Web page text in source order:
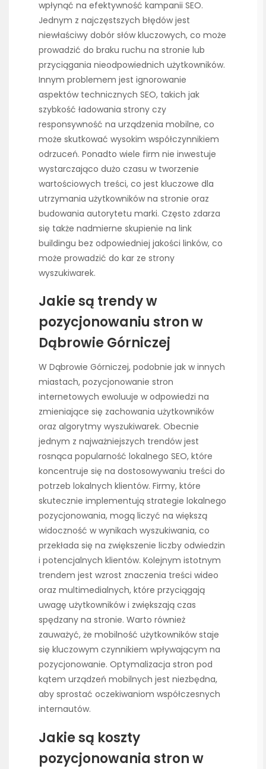
wpłynąć na efektywność kampanii SEO.
Jednym z najczęstszych błędów jest
niewłaściwy dobór słów kluczowych, co może
prowadzić do braku ruchu na stronie lub
przyciągania nieodpowiednich użytkowników.
Innym problemem jest ignorowanie
aspektów technicznych SEO, takich jak
szybkość ładowania strony czy
responsywność na urządzenia mobilne, co
może skutkować wysokim współczynnikiem
odrzuceń. Ponadto wiele firm nie inwestuje
wystarczająco dużo czasu w tworzenie
wartościowych treści, co jest kluczowe dla
utrzymania użytkowników na stronie oraz
budowania autorytetu marki. Często zdarza
się także nadmierne skupienie na link
buildingu bez odpowiedniej jakości linków, co
może prowadzić do kar ze strony
wyszukiwarek.
Jakie są trendy w
pozycjonowaniu stron w
Dąbrowie Górniczej
W Dąbrowie Górniczej, podobnie jak w innych
miastach, pozycjonowanie stron
internetowych ewoluuje w odpowiedzi na
zmieniające się zachowania użytkowników
oraz algorytmy wyszukiwarek. Obecnie
jednym z najważniejszych trendów jest
rosnąca popularność lokalnego SEO, które
koncentruje się na dostosowywaniu treści do
potrzeb lokalnych klientów. Firmy, które
skutecznie implementują strategie lokalnego
pozycjonowania, mogą liczyć na większą
widoczność w wynikach wyszukiwania, co
przekłada się na zwiększenie liczby odwiedzin
i potencjalnych klientów. Kolejnym istotnym
trendem jest wzrost znaczenia treści wideo
oraz multimedialnych, które przyciągają
uwagę użytkowników i zwiększają czas
spędzany na stronie. Warto również
zauważyć, że mobilność użytkowników staje
się kluczowym czynnikiem wpływającym na
pozycjonowanie. Optymalizacja stron pod
kątem urządzeń mobilnych jest niezbędna,
aby sprostać oczekiwaniom współczesnych
internautów.
Jakie są koszty
pozycjonowania stron w